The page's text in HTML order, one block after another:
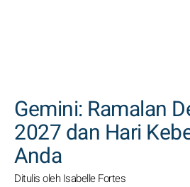
Gemini: Ramalan
2027 dan Hari
Anda
Ditulis oleh Isabelle Fortes